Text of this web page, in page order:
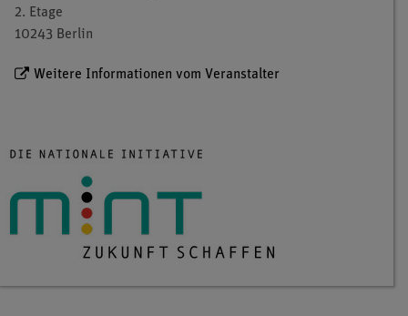
2. Etage
10243 Berlin
Weitere Informationen vom Veranstalter